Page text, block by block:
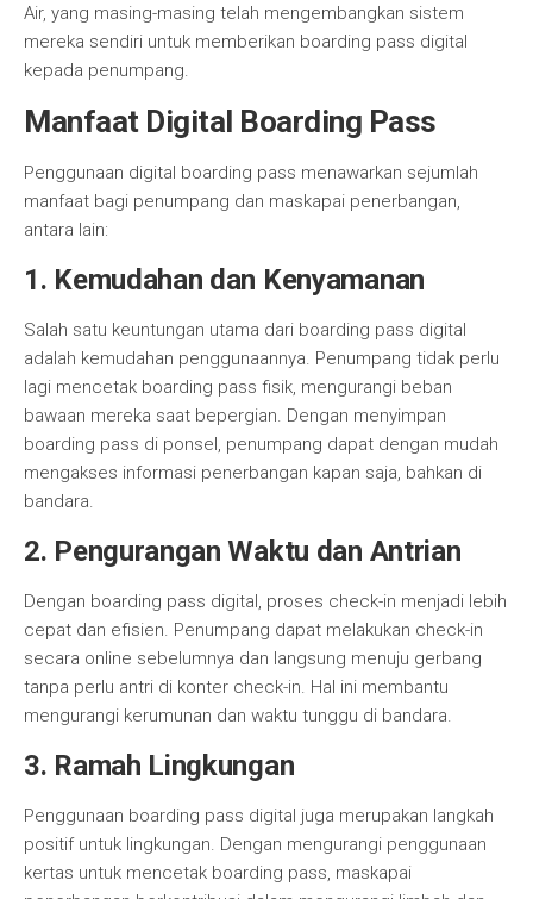
Air, yang masing-masing telah mengembangkan sistem
mereka sendiri untuk memberikan boarding pass digital
kepada penumpang.
Manfaat Digital Boarding Pass
Penggunaan digital boarding pass menawarkan sejumlah
manfaat bagi penumpang dan maskapai penerbangan,
antara lain:
1. Kemudahan dan Kenyamanan
Salah satu keuntungan utama dari boarding pass digital
adalah kemudahan penggunaannya. Penumpang tidak perlu
lagi mencetak boarding pass fisik, mengurangi beban
bawaan mereka saat bepergian. Dengan menyimpan
boarding pass di ponsel, penumpang dapat dengan mudah
mengakses informasi penerbangan kapan saja, bahkan di
bandara.
2. Pengurangan Waktu dan Antrian
Dengan boarding pass digital, proses check-in menjadi lebih
cepat dan efisien. Penumpang dapat melakukan check-in
secara online sebelumnya dan langsung menuju gerbang
tanpa perlu antri di konter check-in. Hal ini membantu
mengurangi kerumunan dan waktu tunggu di bandara.
3. Ramah Lingkungan
Penggunaan boarding pass digital juga merupakan langkah
positif untuk lingkungan. Dengan mengurangi penggunaan
kertas untuk mencetak boarding pass, maskapai